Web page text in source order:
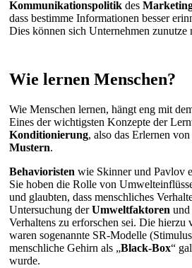
Kommunikationspolitik des
dass bestimme Informationen besser
Dies können sich Unternehmen zunutze
Wie lernen Menschen?
Wie Menschen lernen, hängt eng mit
Eines der wichtigsten Konzepte der
Konditionierung, also das Erlernen von
Mustern.
Behavioristen wie Skinner und Pavlov
Sie hoben die Rolle von
und glaubten, dass menschliches
Untersuchung derUmweltfaktoren und
Verhaltens zu erforschen sei. Die hierzu
waren sogenannte SR-Modelle
menschliche Gehirn als „Black-Box“
wurde.